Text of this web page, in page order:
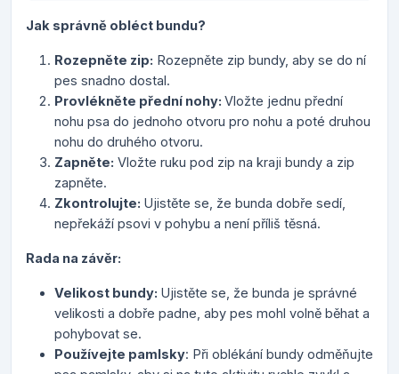
Jak správně obléct bundu?
Rozepněte zip: Rozepněte zip bundy, aby se do ní
pes snadno dostal.
Provlékněte přední nohy: Vložte jednu přední
nohu psa do jednoho otvoru pro nohu a poté druhou
nohu do druhého otvoru.
Zapněte: Vložte ruku pod zip na kraji bundy a zip
zapněte.
Zkontrolujte: Ujistěte se, že bunda dobře sedí,
nepřekáží psovi v pohybu a není příliš těsná.
Rada na závěr:
Velikost bundy: Ujistěte se, že bunda je správné
velikosti a dobře padne, aby pes mohl volně běhat a
pohybovat se.
Používejte pamlsky: Při oblékání bundy odměňujte